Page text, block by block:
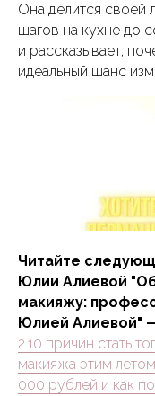
Она делится своей
шагов на кухне до
и рассказывает,
идеальный шанс
Читайте
Юлии Алиевой
макияжу:
Юлией Алиевой"
2.10 причин стать
макияжа этим
000 рублей и как